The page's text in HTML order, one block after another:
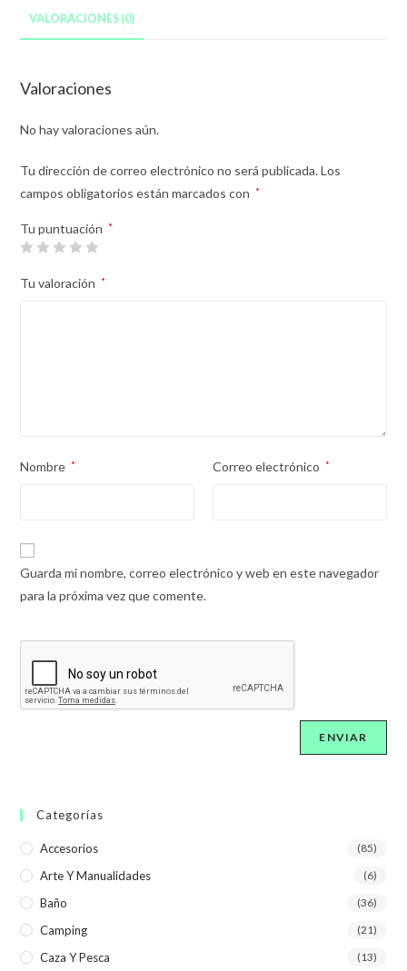
VALORACIONES (0)
Valoraciones
No hay valoraciones aún.
Tu dirección de correo electrónico no será publicada. Los
campos obligatorios están marcados con
*
Tu puntuación *
Tu valoración *
Nombre * Correo electrónico *
Guarda mi nombre, correo electrónico y web en este navegador
para la próxima vez que comente.
Categorías
Accesorios (85)
Arte Y Manualidades (6)
Baño (36)
Camping (21)
Caza Y Pesca (13)